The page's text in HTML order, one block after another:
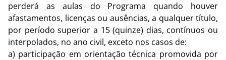
perderá as aulas do Programa quando houver
afastamentos, licenças ou ausências, a qualquer título,
por período superior a 15 (quinze) dias, contínuos ou
interpolados, no ano civil, exceto nos casos de:
a) participação em orientação técnica promovida por